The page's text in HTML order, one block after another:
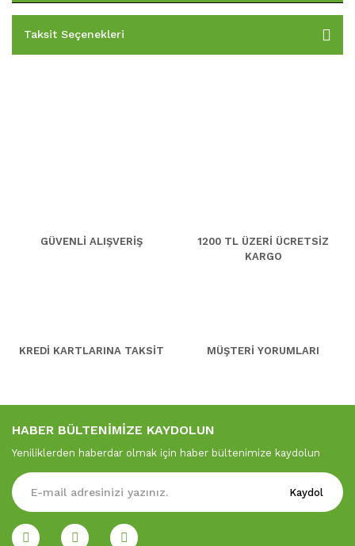
Taksit Seçenekleri
GÜVENLİ ALIŞVERİŞ
1200 TL ÜZERİ ÜCRETSİZ
KARGO
KREDİ KARTLARINA TAKSİT MÜŞTERİ YORUMLARI
HABER BÜLTENİMİZE KAYDOLUN
Yeniliklerden haberdar olmak için haber bültenimize kaydolun
Kaydol